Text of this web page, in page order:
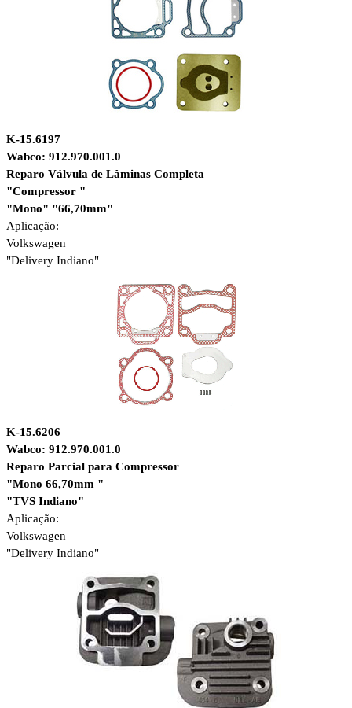
K-15.6197
Wabco: 912.970.001.0
Reparo Válvula de Lâminas Completa
"Compressor "
"Mono" "66,70mm"
Aplicação:
Volkswagen
"Delivery Indiano"
K-15.6206
Wabco: 912.970.001.0
Reparo Parcial para Compressor
"Mono 66,70mm "
"TVS Indiano"
Aplicação:
Volkswagen
"Delivery Indiano"